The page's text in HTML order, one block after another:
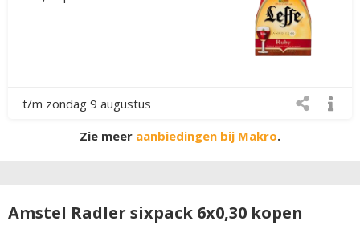
t/m zondag 9 augustus
Zie meer aanbiedingen bij Makro.
Amstel Radler sixpack 6x0,30 kopen